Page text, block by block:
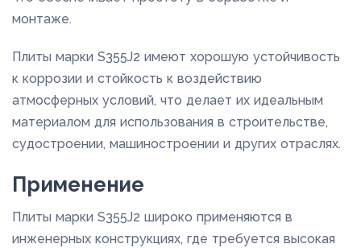
монтаже.
Плиты марки S355J2 имеют хорошую устойчивость
к коррозии и стойкость к воздействию
атмосферных условий, что делает их идеальным
материалом для использования в строительстве,
судостроении, машиностроении и других отраслях.
Применение
Плиты марки S355J2 широко применяются в
инженерных конструкциях, где требуется высокая